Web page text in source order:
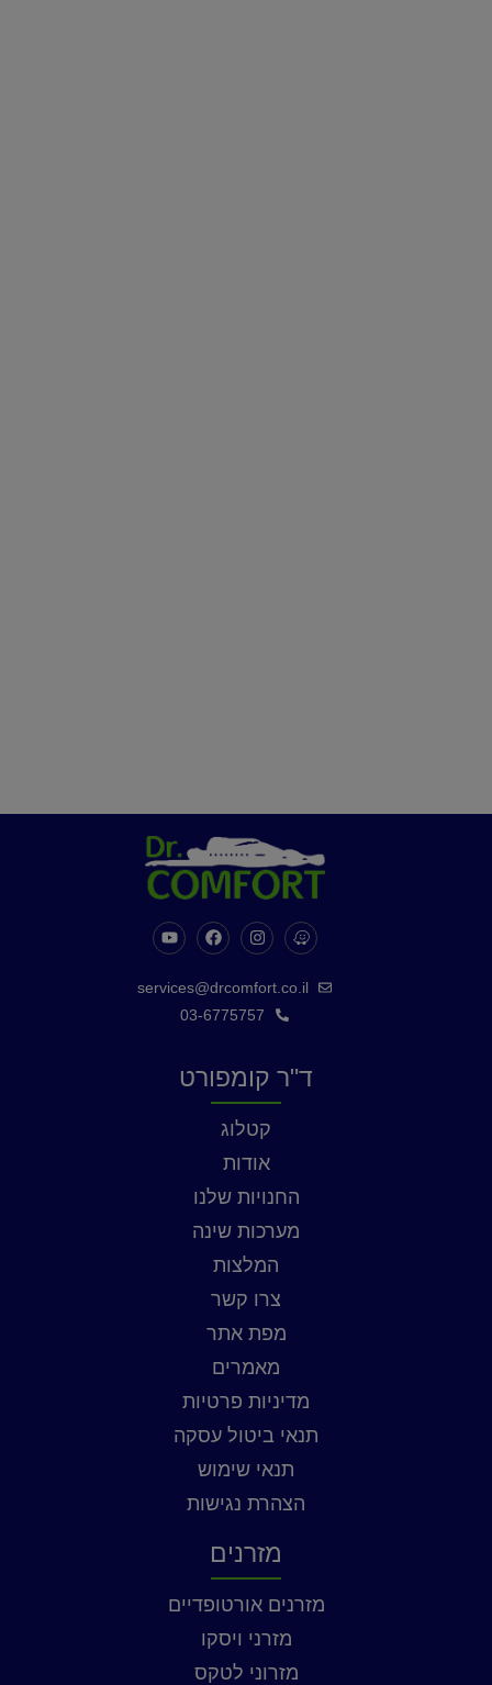
services@drcomfort.co.il
03-6775757
ד"ר קומפורט
קטלוג
אודות
החנויות שלנו
מערכות שינה
המלצות
צרו קשר
מפת אתר
מאמרים
מדיניות פרטיות
תנאי ביטול עסקה
תנאי שימוש
הצהרת נגישות
מזרנים
מזרנים אורטופדיים
מזרני ויסקו
מזרוני לטקס